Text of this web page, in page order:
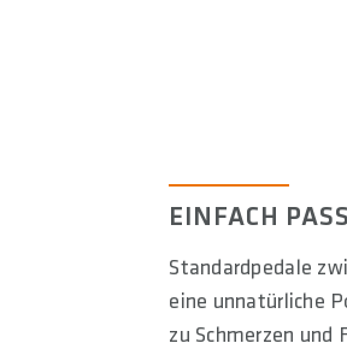
EINFACH
Standardpedale
eine unnatürliche
zu Schmerzen und